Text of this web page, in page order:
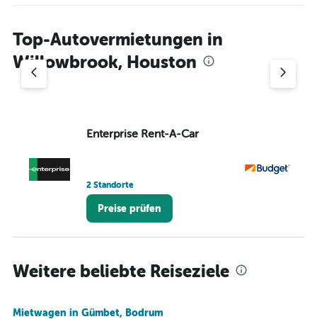
Top-Autovermietungen in
Willowbrook, Houston
Enterprise Rent-A-Car
2 Standorte
Preise prüfen
Weitere beliebte Reiseziele
Mietwagen in Gümbet, Bodrum